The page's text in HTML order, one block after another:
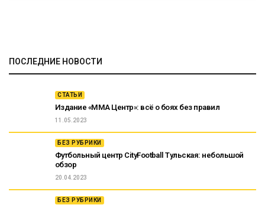
ПОСЛЕДНИЕ НОВОСТИ
СТАТЬИ
Издание «ММА Центр»: всё о боях без правил
11.05.2023
БЕЗ РУБРИКИ
Футбольный центр CityFootball Тульская: небольшой
обзор
20.04.2023
БЕЗ РУБРИКИ